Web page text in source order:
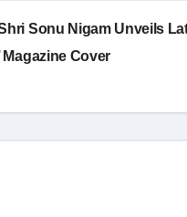
Sonu Nigam Unveils
Magazine Cover